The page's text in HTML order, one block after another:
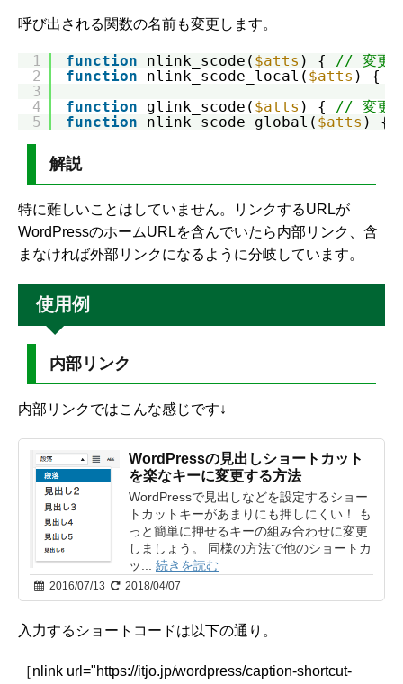
呼び出される関数の名前も変更します。
1
2
3
4
5
function nlink_scode( $atts ) { // 変更
function
nlink_scode_local( $atts ) {
function
glink_scode( $atts ) { // 変更
function
nlink_scode_global( $atts ) {
解説
特に難しいことはしていません。リンクするURLが
WordPressのホームURLを含んでいたら内部リンク、含
まなければ外部リンクになるように分岐しています。
使用例
内部リンク
内部リンクではこんな感じです↓
WordPressの見出しショートカット
を楽なキーに変更する方法
WordPressで見出しなどを設定するショー
トカットキーがあまりにも押しにくい！ も
っと簡単に押せるキーの組み合わせに変更
しましょう。 同様の方法で他のショートカ
ッ... 続きを読む
2016/07/13 2018/04/07
入力するショートコードは以下の通り。
［nlink url="https://itjo.jp/wordpress/caption-shortcut-